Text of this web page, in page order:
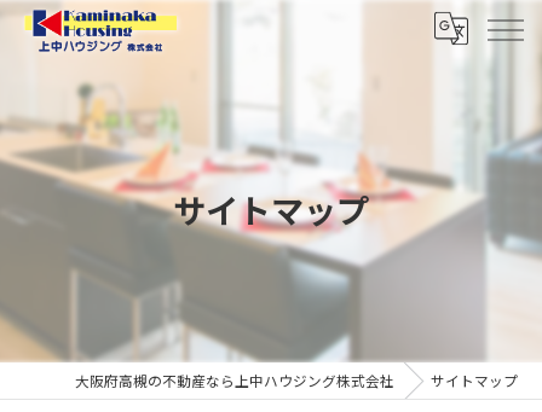
サイトマップ
大阪府高槻の不動産なら上中ハウジング株式会社 サイトマップ